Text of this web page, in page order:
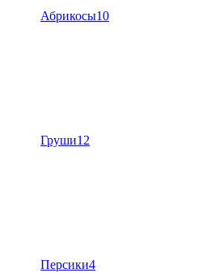
Абрикосы10
Груши12
Персики4